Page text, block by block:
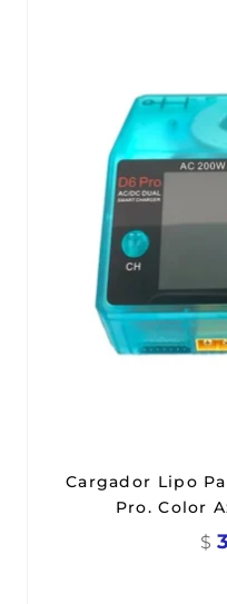
Cargador Lipo
Pro. Color
$